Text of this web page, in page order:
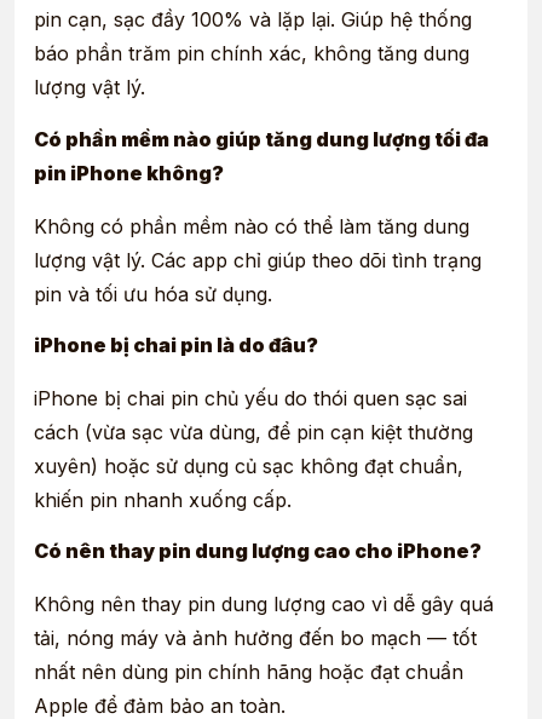
pin cạn, sạc đầy 100% và lặp lại. Giúp hệ thống
báo phần trăm pin chính xác, không tăng dung
lượng vật lý.
Có phần mềm nào giúp tăng dung lượng tối đa
pin iPhone không?
Không có phần mềm nào có thể làm tăng dung
lượng vật lý. Các app chỉ giúp theo dõi tình trạng
pin và tối ưu hóa sử dụng.
iPhone bị chai pin là do đâu?
iPhone bị chai pin chủ yếu do thói quen sạc sai
cách (vừa sạc vừa dùng, để pin cạn kiệt thường
xuyên) hoặc sử dụng củ sạc không đạt chuẩn,
khiến pin nhanh xuống cấp.
Có nên thay pin dung lượng cao cho iPhone?
Không nên thay pin dung lượng cao vì dễ gây quá
tải, nóng máy và ảnh hưởng đến bo mạch — tốt
nhất nên dùng pin chính hãng hoặc đạt chuẩn
Apple để đảm bảo an toàn.